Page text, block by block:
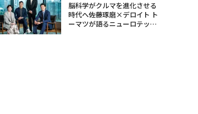
脳科学がクルマを進化させる
時代へ――佐藤琢磨×デロイト ト
ーマツが語るニューロテック